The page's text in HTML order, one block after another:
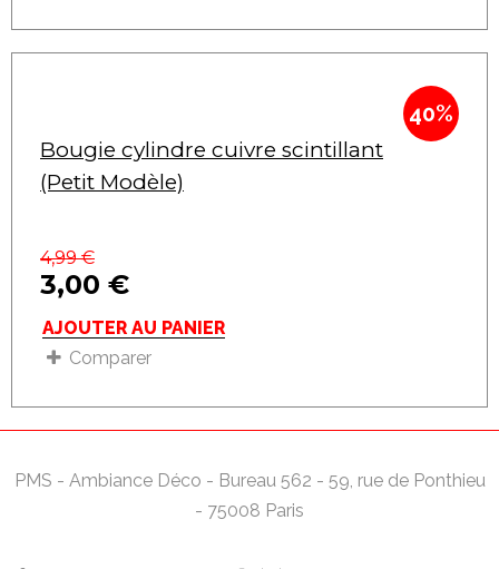
40%
Bougie cylindre cuivre scintillant
(Petit Modèle)
4,99€
3,00 €
AJOUTER AU PANIER
Comparer
PMS - Ambiance Déco - Bureau 562 - 59, rue de Ponthieu
- 75008 Paris